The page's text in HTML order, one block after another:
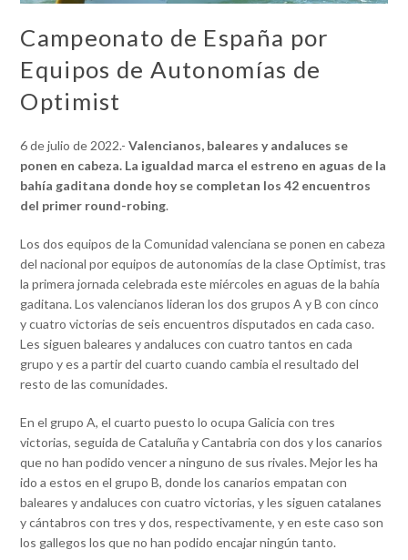
Campeonato de España por
Equipos de Autonomías de
Optimist
6 de julio de 2022.-Valencianos, baleares y andaluces se
ponen en cabeza. La igualdad marca el estreno en aguas de la
bahía gaditana donde hoy se completan los 42 encuentros
del primer round-robing.
Los dos equipos de la Comunidad valenciana se ponen en cabeza
del nacional por equipos de autonomías de la clase Optimist, tras
la primera jornada celebrada este miércoles en aguas de la bahía
gaditana. Los valencianos lideran los dos grupos A y B con cinco
y cuatro victorias de seis encuentros disputados en cada caso.
Les siguen baleares y andaluces con cuatro tantos en cada
grupo y es a partir del cuarto cuando cambia el resultado del
resto de las comunidades.
En el grupo A, el cuarto puesto lo ocupa Galicia con tres
victorias, seguida de Cataluña y Cantabria con dos y los canarios
que no han podido vencer a ninguno de sus rivales. Mejor les ha
ido a estos en el grupo B, donde los canarios empatan con
baleares y andaluces con cuatro victorias, y les siguen catalanes
y cántabros con tres y dos, respectivamente, y en este caso son
los gallegos los que no han podido encajar ningún tanto.